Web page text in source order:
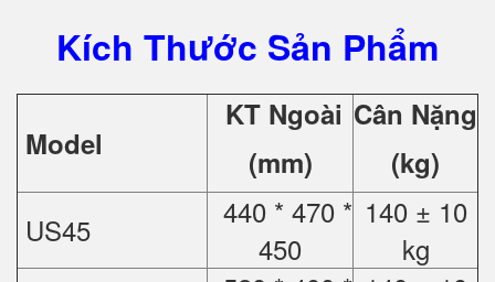
Kích Thước Sản Phẩm
Model
KT Ngoài
(mm)
Cân Nặng
(kg)
US45
440 * 470 *
450
140 ± 10
kg